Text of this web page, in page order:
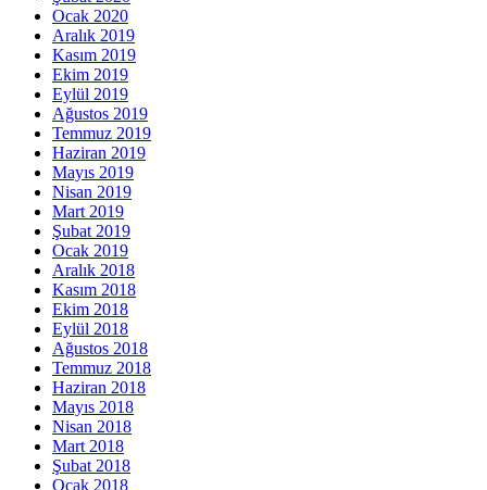
Ocak 2020
Aralık 2019
Kasım 2019
Ekim 2019
Eylül 2019
Ağustos 2019
Temmuz 2019
Haziran 2019
Mayıs 2019
Nisan 2019
Mart 2019
Şubat 2019
Ocak 2019
Aralık 2018
Kasım 2018
Ekim 2018
Eylül 2018
Ağustos 2018
Temmuz 2018
Haziran 2018
Mayıs 2018
Nisan 2018
Mart 2018
Şubat 2018
Ocak 2018